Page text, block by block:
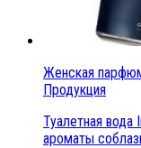
Женская
Продукция
Туалетная
ароматы